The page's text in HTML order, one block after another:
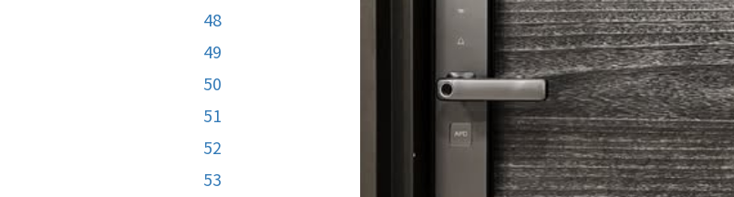
48
49
50
51
52
53